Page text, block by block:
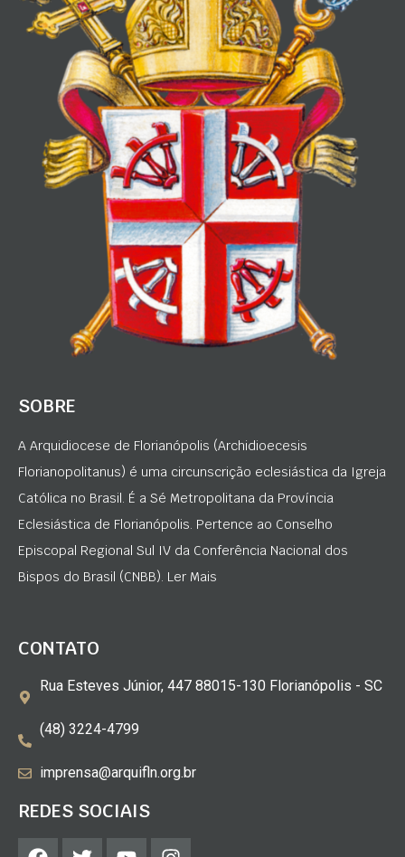
SOBRE
A Arquidiocese de Florianópolis (Archidioecesis
Florianopolitanus) é uma circunscrição eclesiástica da Igreja
Católica no Brasil. É a Sé Metropolitana da Província
Eclesiástica de Florianópolis. Pertence ao Conselho
Episcopal Regional Sul IV da Conferência Nacional dos
Bispos do Brasil (CNBB). Ler Mais
CONTATO
Rua Esteves Júnior, 447 88015-130 Florianópolis - SC
(48) 3224-4799
imprensa@arquifln.org.br
REDES SOCIAIS